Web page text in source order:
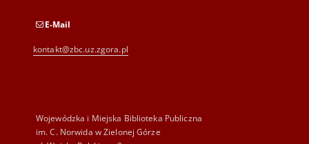
E-Mail
kontakt@zbc.uz.zgora.pl
Wojewódzka i Miejska Biblioteka Publiczna
im. C. Norwida w Zielonej Górze